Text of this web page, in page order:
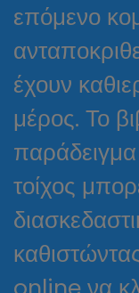
επόμενο
έχουν
μέρος. Το
τοίχος